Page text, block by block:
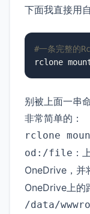
下面我直接用
#一条完整的
rclone
别被上面一串
非常简单的：
rclone
od:/file ：
OneDrive，并
OneDrive上的
/data/